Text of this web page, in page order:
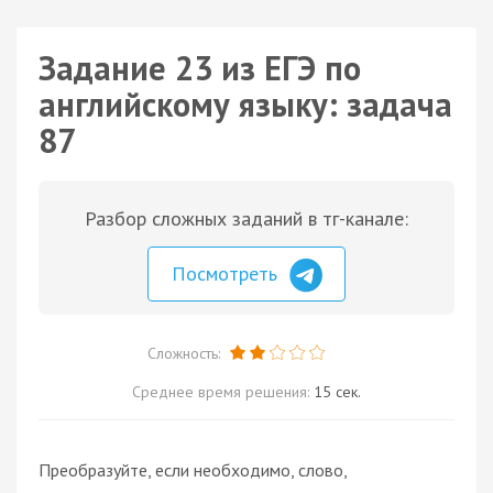
Задание 23 из ЕГЭ по
английскому языку: задача
87
Разбор сложных заданий в тг-канале:
Посмотреть
Сложность:
Среднее время решения: 15 сек.
Преобразуйте, если необходимо, слово,